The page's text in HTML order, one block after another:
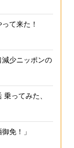
て来た！
少ニッポンの
ってみた、
免！」